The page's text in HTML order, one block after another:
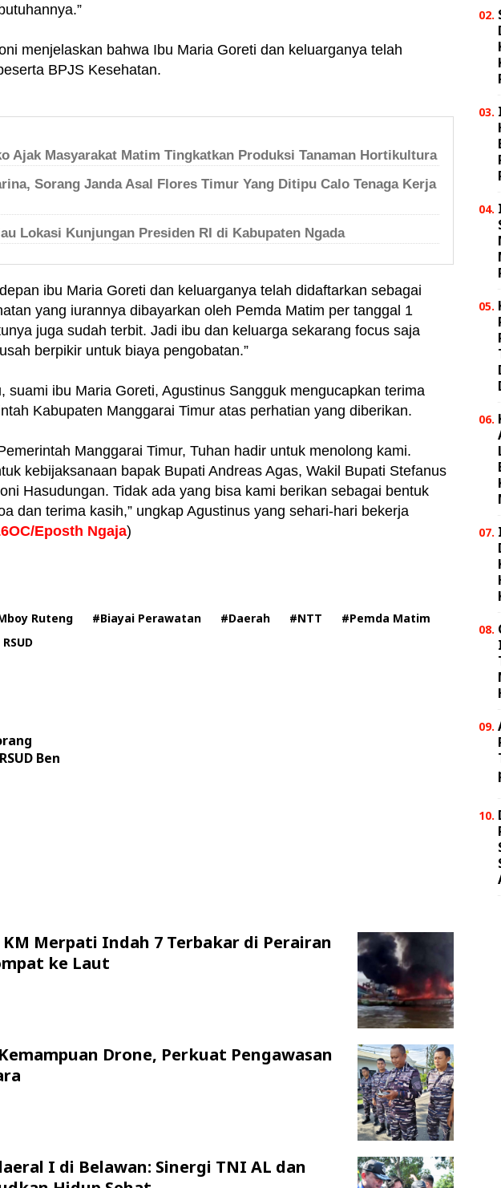
menjelaskan bahwa Ibu Maria Goreti dan keluarganya telah
BPJS Kesehatan.
Ajak Masyarakat Matim Tingkatkan Produksi Tanaman Hortikultura
Sorang Janda Asal Flores Timur Yang Ditipu Calo Tenaga Kerja
Lokasi Kunjungan Presiden RI di Kabupaten Ngada
ibu Maria Goreti dan keluarganya telah didaftarkan sebagai
yang iurannya dibayarkan oleh Pemda Matim per tanggal 1
juga sudah terbit. Jadi ibu dan keluarga sekarang focus saja
berpikir untuk biaya pengobatan.”
suami ibu Maria Goreti, Agustinus Sangguk mengucapkan terima
Kabupaten Manggarai Timur atas perhatian yang diberikan.
Manggarai Timur, Tuhan hadir untuk menolong kami.
kebijaksanaan bapak Bupati Andreas Agas, Wakil Bupati Stefanus
Hasudungan. Tidak ada yang bisa kami berikan sebagai bentuk
dan terima kasih,” ungkap Agustinus yang sehari-hari bekerja
Eposth Ngaja)
Ruteng #Biayai Perawatan #Daerah #NTT
#Pemda Matim
Ben
Merpati Indah 7 Terbakar di Perairan
ke Laut
Drone, Perkuat Pengawasan
I di Belawan: Sinergi TNI AL dan